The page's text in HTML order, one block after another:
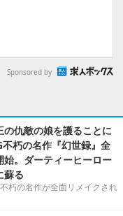
Sponsored by
仇敵の娘を護ることに
朽の名作『幻世録』全
。ダーティーヒーロー
蘇る
朽の名作が全面リメイクされ